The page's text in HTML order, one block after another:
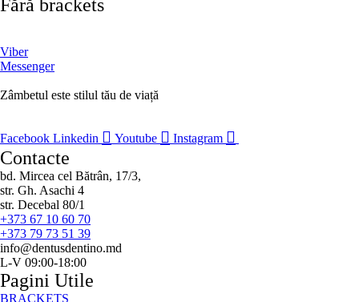
Fără brackets
Viber
Messenger
Zâmbetul este stilul tău de viață
Facebook Linkedin Youtube Instagram
Contacte
bd. Mircea cel Bătrân, 17/3,
str. Gh. Asachi 4
str. Decebal 80/1
+373 67 10 60 70
+373 79 73 51 39
info@dentusdentino.md
L-V 09:00-18:00
Pagini Utile
BRACKETS